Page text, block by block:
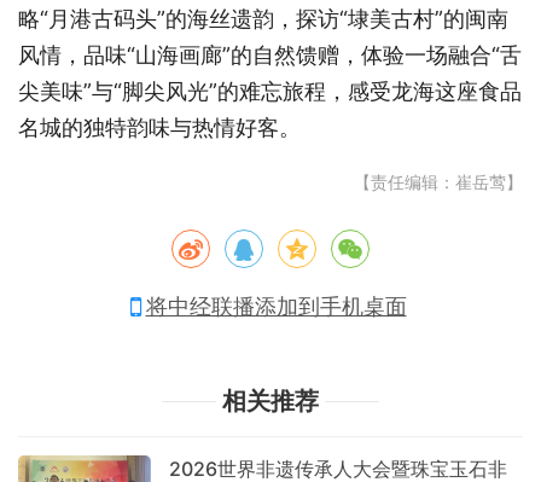
略“月港古码头”的海丝遗韵，探访“埭美古村”的闽南
风情，品味“山海画廊”的自然馈赠，体验一场融合“舌
尖美味”与“脚尖风光”的难忘旅程，感受龙海这座食品
名城的独特韵味与热情好客。
【责任编辑：崔岳莺】
将中经联播添加到手机桌面
相关推荐
2026世界非遗传承人大会暨珠宝玉石非